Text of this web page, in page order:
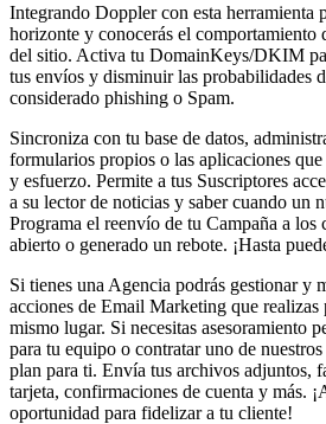
Integrando Doppler con esta herramienta
horizonte y conocerás el comportamiento
del sitio. Activa tu DomainKeys/DKIM
tus envíos y disminuir las probabilidades
considerado phishing o Spam.
Sincroniza con tu base de datos,
formularios propios o las aplicaciones
y esfuerzo. Permite a tus Suscriptores
a su lector de noticias y saber cuando un
Programa el reenvío de tu Campaña a los
abierto o generado un rebote. ¡Hasta
Si tienes una Agencia podrás gestionar y
acciones de Email Marketing que realizas
mismo lugar. Si necesitas asesoramiento
para tu equipo o contratar uno de
plan para ti. Envía tus archivos adjuntos,
tarjeta, confirmaciones de cuenta y más.
oportunidad para fidelizar a tu cliente!